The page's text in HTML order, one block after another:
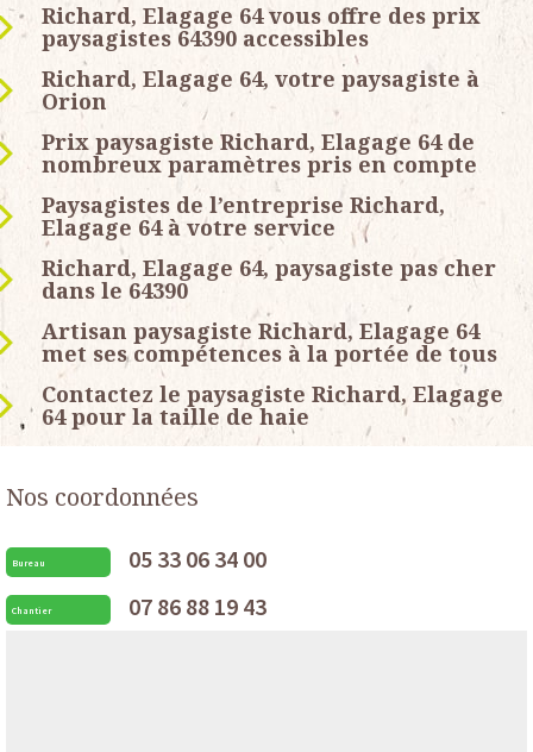
Richard, Elagage 64 vous offre des prix
paysagistes 64390 accessibles
Richard, Elagage 64, votre paysagiste à
Orion
Prix paysagiste Richard, Elagage 64 de
nombreux paramètres pris en compte
Paysagistes de l’entreprise Richard,
Elagage 64 à votre service
Richard, Elagage 64, paysagiste pas cher
dans le 64390
Artisan paysagiste Richard, Elagage 64
met ses compétences à la portée de tous
Contactez le paysagiste Richard, Elagage
64 pour la taille de haie
Nos coordonnées
Bureau 05 33 06 34 00
Chantier 07 86 88 19 43